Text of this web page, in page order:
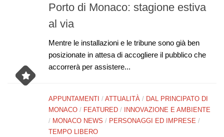
Porto di Monaco: stagione estiva
al via
Mentre le installazioni e le tribune sono già ben
posizionate in attesa di accogliere il pubblico che
accorrerà per assistere...
APPUNTAMENTI / ATTUALITÀ / DAL PRINCIPATO DI
MONACO / FEATURED /
INNOVAZIONE E AMBIENTE
/ MONACO NEWS / PERSONAGGI ED IMPRESE /
TEMPO LIBERO